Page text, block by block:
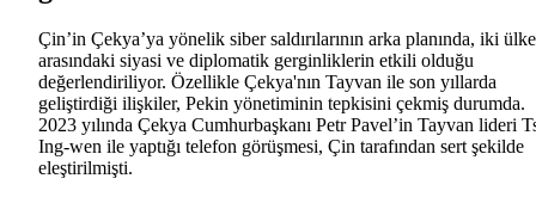
Çin’in Çekya’ya yönelik siber saldırılarının arka planında, iki ülke
arasındaki siyasi ve diplomatik gerginliklerin etkili olduğu
değerlendiriliyor. Özellikle Çekya'nın Tayvan ile son yıllarda
geliştirdiği ilişkiler, Pekin yönetiminin tepkisini çekmiş durumda.
2023 yılında Çekya Cumhurbaşkanı Petr Pavel’in Tayvan lideri
Ing-wen ile yaptığı telefon görüşmesi, Çin tarafından sert şekilde
eleştirilmişti.